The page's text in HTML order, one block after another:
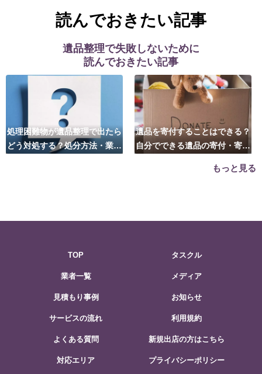
読んでおきたい記事
遺品整理で失敗しないために
読んでおきたい記事
処理困難物が遺品整理で出たら
どう対処する？処分方法・業者
遺品を寄付することはできる？
自分でできる遺品の寄付・寄贈
もっと見る
TOP
業者一覧
見積もり事例
サービスの流れ
よくある質問
対応エリア
タスクル
メディア
お知らせ
利用規約
新規出店の方はこちら
プライバシーポリシー